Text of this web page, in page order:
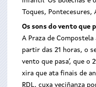
Toques, Pontecesures,
Os sons do vento que
A Praza de
partir das 21 horas, o
vento que pasa’, que o
xira que ata finais de
RDL, cuxa veciñanza